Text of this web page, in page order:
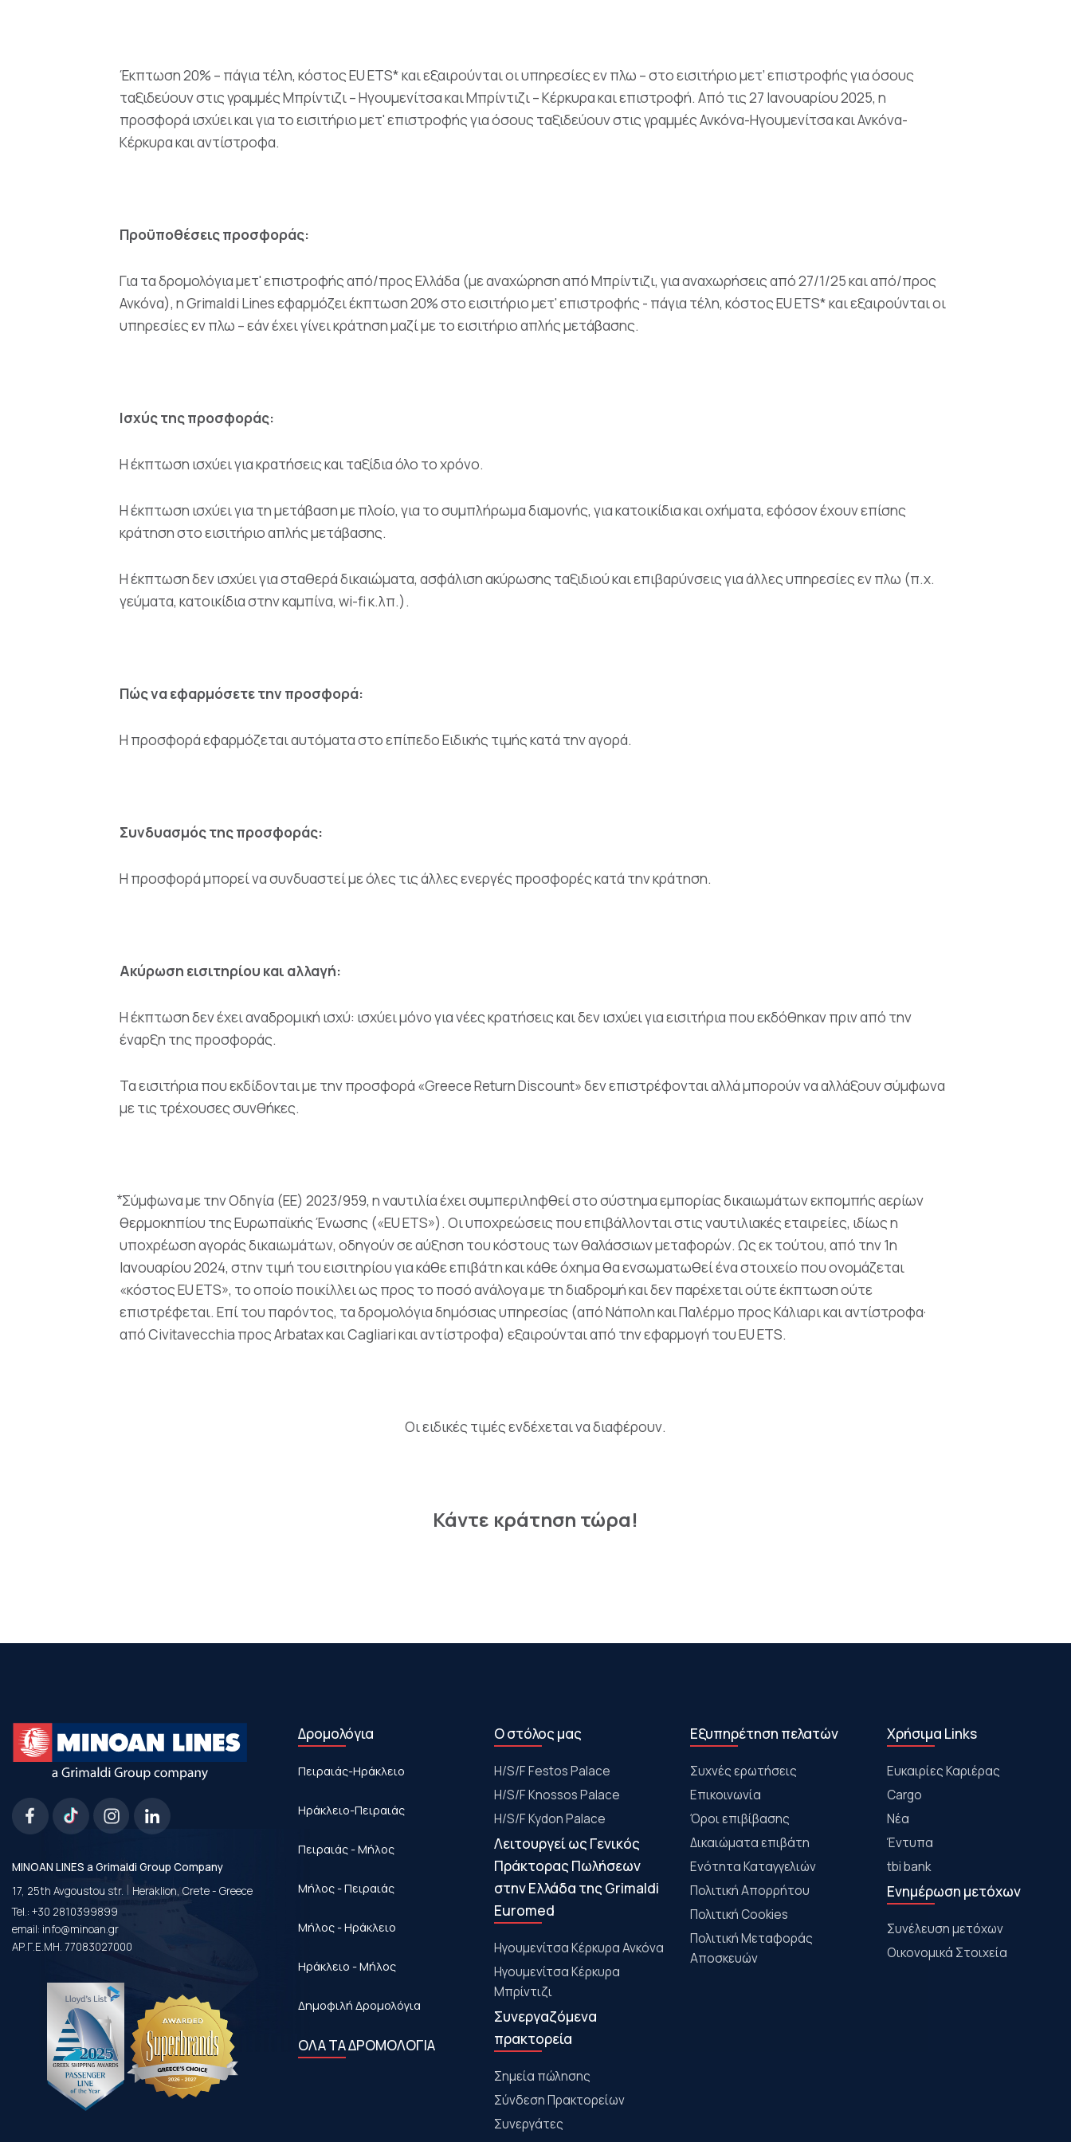
Έκπτωση 20% – πάγια τέλη, κόστος EU ETS* και εξαιρούνται οι υπηρεσίες εν πλω – στο εισιτήριο μετ’ επιστροφής για όσους
ταξιδεύουν στις γραμμές Μπρίντιζι – Ηγουμενίτσα και Μπρίντιζι – Κέρκυρα και επιστροφή. Από τις 27 Ιανουαρίου 2025, η
προσφορά ισχύει και για το εισιτήριο μετ' επιστροφής για όσους ταξιδεύουν στις γραμμές Ανκόνα-Ηγουμενίτσα και Ανκόνα-
Κέρκυρα και αντίστροφα.
Προϋποθέσεις προσφοράς:
Για τα δρομολόγια μετ' επιστροφής από/προς Ελλάδα (με αναχώρηση από Μπρίντιζι, για αναχωρήσεις από 27/1/25 και από/προς
Ανκόνα), η Grimaldi Lines εφαρμόζει έκπτωση 20% στο εισιτήριο μετ' επιστροφής - πάγια τέλη, κόστος EU ETS* και εξαιρούνται οι
υπηρεσίες εν πλω – εάν έχει γίνει κράτηση μαζί με το εισιτήριο απλής μετάβασης.
Ισχύς της προσφοράς:
Η έκπτωση ισχύει για κρατήσεις και ταξίδια όλο το χρόνο.
Η έκπτωση ισχύει για τη μετάβαση με πλοίο, για το συμπλήρωμα διαμονής, για κατοικίδια και οχήματα, εφόσον έχουν επίσης
κράτηση στο εισιτήριο απλής μετάβασης.
Η έκπτωση δεν ισχύει για σταθερά δικαιώματα, ασφάλιση ακύρωσης ταξιδιού και επιβαρύνσεις για άλλες υπηρεσίες εν πλω (π.χ.
γεύματα, κατοικίδια στην καμπίνα, wi-fi κ.λπ.).
Πώς να εφαρμόσετε την προσφορά:
Η προσφορά εφαρμόζεται αυτόματα στο επίπεδο Ειδικής τιμής κατά την αγορά.
Συνδυασμός της προσφοράς:
Η προσφορά μπορεί να συνδυαστεί με όλες τις άλλες ενεργές προσφορές κατά την κράτηση.
Ακύρωση εισιτηρίου και αλλαγή:
Η έκπτωση δεν έχει αναδρομική ισχύ: ισχύει μόνο για νέες κρατήσεις και δεν ισχύει για εισιτήρια που εκδόθηκαν πριν από την
έναρξη της προσφοράς.
Τα εισιτήρια που εκδίδονται με την προσφορά «Greece Return Discount» δεν επιστρέφονται αλλά μπορούν να αλλάξουν σύμφωνα
με τις τρέχουσες συνθήκες.
⃰ Σύμφωνα με την Οδηγία (ΕΕ) 2023/959, η ναυτιλία έχει συμπεριληφθεί στο σύστημα εμπορίας δικαιωμάτων εκπομπής αερίων
θερμοκηπίου της Ευρωπαϊκής Ένωσης («EU ETS»). Οι υποχρεώσεις που επιβάλλονται στις ναυτιλιακές εταιρείες, ιδίως η
υποχρέωση αγοράς δικαιωμάτων, οδηγούν σε αύξηση του κόστους των θαλάσσιων μεταφορών. Ως εκ τούτου, από την 1η
Ιανουαρίου 2024, στην τιμή του εισιτηρίου για κάθε επιβάτη και κάθε όχημα θα ενσωματωθεί ένα στοιχείο που ονομάζεται
«κόστος EU ETS», το οποίο ποικίλλει ως προς το ποσό ανάλογα με τη διαδρομή και δεν παρέχεται ούτε έκπτωση ούτε
επιστρέφεται. Επί του παρόντος, τα δρομολόγια δημόσιας υπηρεσίας (από Νάπολη και Παλέρμο προς Κάλιαρι και αντίστροφα·
από Civitavecchia προς Arbatax και Cagliari και αντίστροφα) εξαιρούνται από την εφαρμογή του EU ETS.
Οι ειδικές τιμές ενδέχεται να διαφέρουν.
Κάντε κράτηση τώρα!
MINOAN LINES a Grimaldi Group Company
17, 25th Avgoustou str. | Heraklion, Crete - Greece
Tel.: +30 2810399899
email: info@minoan.gr
ΑΡ.Γ.Ε.ΜΗ. 77083027000
Δρομολόγια
Πειραιάς-Ηράκλειο
Ηράκλειο-Πειραιάς
Πειραιάς - Μήλος
Μήλος - Πειραιάς
Μήλος - Ηράκλειο
Ηράκλειο - Μήλος
Δημοφιλή Δρομολόγια
ΟΛΑ ΤΑ ΔΡΟΜΟΛΟΓΙΑ
Ο στόλος μας
Η/S/F Festos Palace
H/S/F Knossos Palace
H/S/F Kydon Palace
Λειτουργεί ως Γενικός
Πράκτορας Πωλήσεων
στην Ελλάδα της Grimaldi
Euromed
Ηγουμενίτσα Κέρκυρα Ανκόνα
Ηγουμενίτσα Κέρκυρα
Μπρίντιζι
Συνεργαζόμενα
πρακτορεία
Σημεία πώλησης
Σύνδεση Πρακτορείων
Συνεργάτες
Εξυπηρέτηση πελατών
Συχνές ερωτήσεις
Επικοινωνία
Όροι επιβίβασης
Δικαιώματα επιβάτη
Ενότητα Καταγγελιών
Πολιτική Απορρήτου
Πολιτική Cookies
Πολιτική Μεταφοράς
Αποσκευών
Χρήσιμα Links
Ευκαιρίες Καριέρας
Cargo
Νέα
Έντυπα
tbi bank
Ενημέρωση μετόχων
Συνέλευση μετόχων
Οικονομικά Στοιχεία